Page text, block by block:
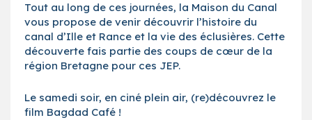
Tout au long de ces journées, la Maison du Canal
vous propose de venir découvrir l’histoire du
canal d’Ille et Rance et la vie des éclusières. Cette
découverte fais partie des coups de cœur de la
région Bretagne pour ces JEP.
Le samedi soir, en ciné plein air, (re)découvrez le
film Bagdad Café !